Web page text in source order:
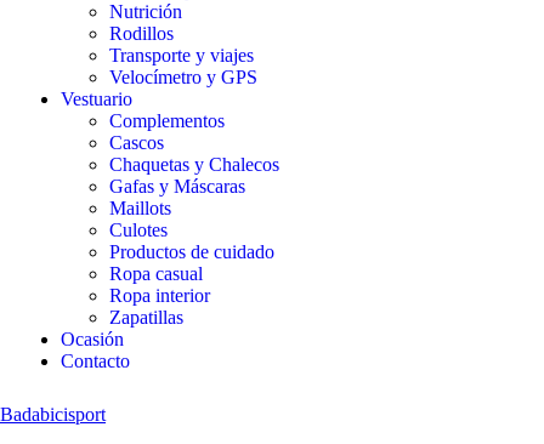
Nutrición
Rodillos
Transporte y viajes
Velocímetro y GPS
Vestuario
Complementos
Cascos
Chaquetas y Chalecos
Gafas y Máscaras
Maillots
Culotes
Productos de cuidado
Ropa casual
Ropa interior
Zapatillas
Ocasión
Contacto
Badabicisport